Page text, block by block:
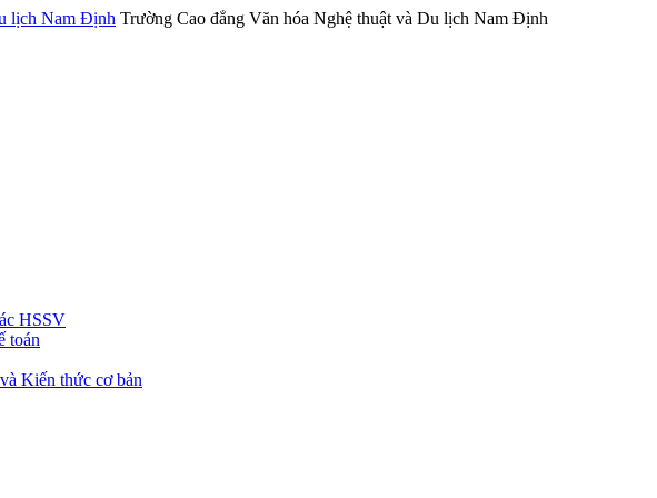
Trường Cao đẳng Văn hóa Nghệ thuật và Du lịch Nam Định
HSSV
toán
Kiến thức cơ bản